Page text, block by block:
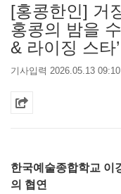
[홍콩한인] 거
홍콩의 밤을
& 라이징 스타
기사입력 2026.05.13 09:10
한국예술종합학교 이
의 협연